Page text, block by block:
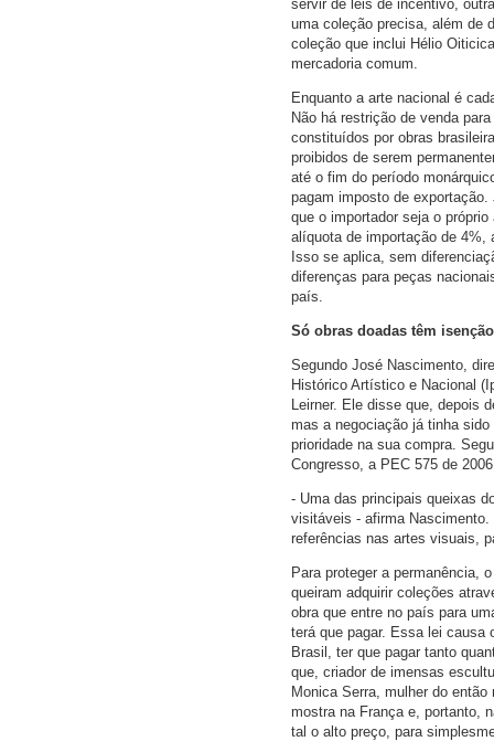
servir de leis de incentivo,
uma coleção precisa, além de
coleção que inclui Hélio
mercadoria comum.
Enquanto a arte nacional é
Não há restrição de venda
constituídos por obras
proibidos de serem
até o fim do período
pagam imposto de
que o importador seja o
alíquota de importação de
Isso se aplica, sem
diferenças para peças
país.
Só obras doadas têm
Segundo José Nascimento,
Histórico Artístico e Nacional
Leirner. Ele disse que, depois
mas a negociação já tinha
prioridade na sua compra.
Congresso, a PEC 575 de
- Uma das principais queixas
visitáveis - afirma
referências nas artes visuais,
Para proteger a permanência,
queiram adquirir coleções
obra que entre no país para
terá que pagar. Essa lei causa
Brasil, ter que pagar tanto
que, criador de imensas
Monica Serra, mulher do
mostra na França e, portanto,
tal o alto preço, para